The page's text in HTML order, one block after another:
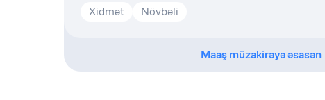
Xidmət Növbəli
Maaş müzakirəyə əsasən